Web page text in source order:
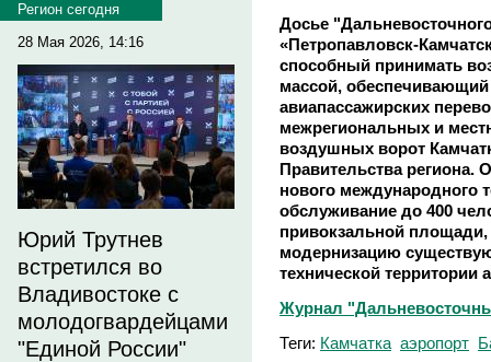
Регион сегодня
28 Мая 2026, 14:16
Юрий Трутнев
встретился во
Владивостоке с
молодогвардейцами
"Единой России"
Досье
«Петропавловск-
способный принимать
массой,
авиапассажирских
межрегиональных и
воздушных ворот
Правительства региона.
нового международного
обслуживание до 400
привокзальной
модернизацию
технической территории
Журнал
Теги: Камчатка аэропорт